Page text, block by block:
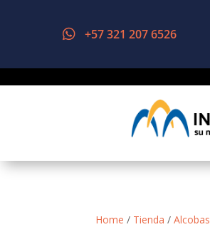
 +57 321 207 6526
Home / Tienda /Alcobas